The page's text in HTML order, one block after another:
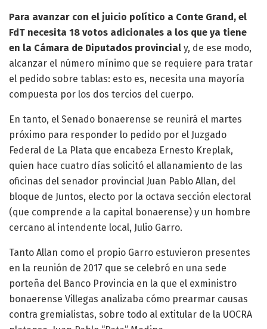
Para avanzar con el juicio político a Conte Grand, el
FdT necesita 18 votos adicionales a los que ya tiene
en la Cámara de Diputados provincial y, de ese modo,
alcanzar el número mínimo que se requiere para tratar
el pedido sobre tablas: esto es, necesita una mayoría
compuesta por los dos tercios del cuerpo.
En tanto, el Senado bonaerense se reunirá el martes
próximo para responder lo pedido por el Juzgado
Federal de La Plata que encabeza Ernesto Kreplak,
quien hace cuatro días solicitó el allanamiento de las
oficinas del senador provincial Juan Pablo Allan, del
bloque de Juntos, electo por la octava sección electoral
(que comprende a la capital bonaerense) y un hombre
cercano al intendente local, Julio Garro.
Tanto Allan como el propio Garro estuvieron presentes
en la reunión de 2017 que se celebró en una sede
porteña del Banco Provincia en la que el exministro
bonaerense Villegas analizaba cómo prearmar causas
contra gremialistas, sobre todo al extitular de la UOCRA